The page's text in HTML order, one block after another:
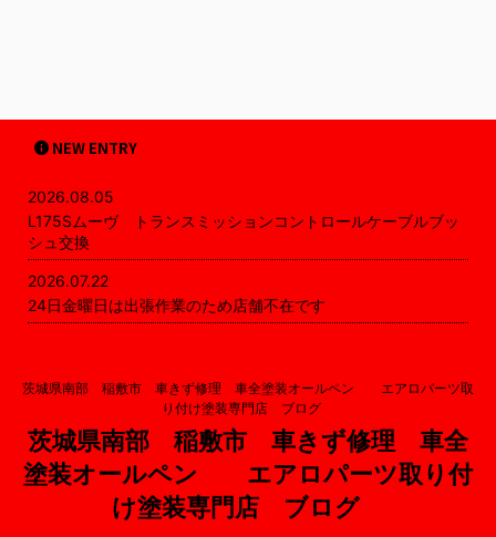
NEW ENTRY
2026.08.05
L175Sムーヴ トランスミッションコントロールケーブルブッ
シュ交換
2026.07.22
24日金曜日は出張作業のため店舗不在です
茨城県南部 稲敷市 車きず修理 車全塗装オールペン エアロパーツ取
り付け塗装専門店 ブログ
茨城県南部 稲敷市 車きず修理 車全
塗装オールペン エアロパーツ取り付
け塗装専門店 ブログ